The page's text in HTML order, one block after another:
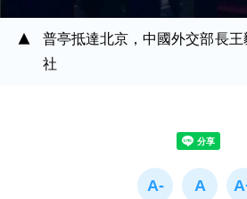
普亭抵達北京，中國外交部長
社